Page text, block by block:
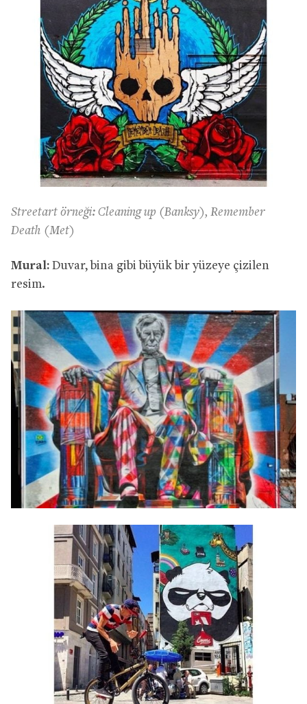
Streetart örneği: Cleaning up (Banksy), Remember
Death (Met)
Mural: Duvar, bina gibi büyük bir yüzeye çizilen
resim.